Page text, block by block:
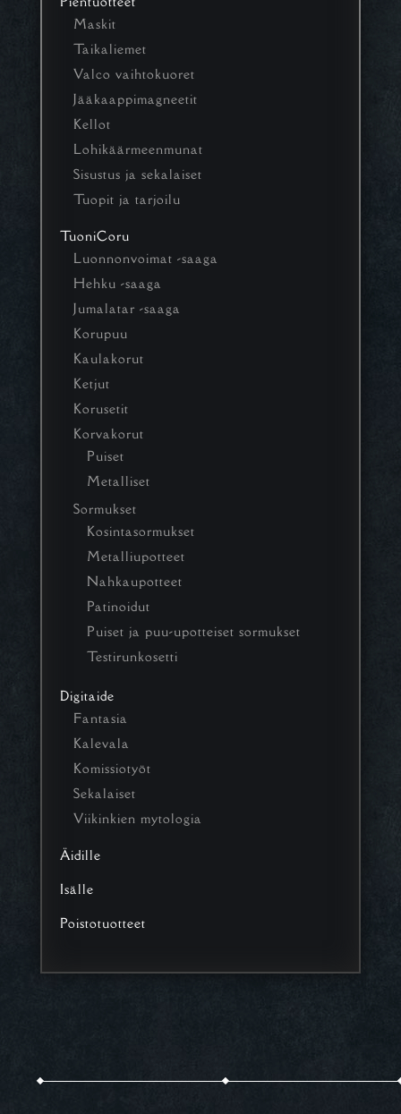
Maskit
Taikaliemet
Valco vaihtokuoret
Jääkaappimagneetit
Kellot
Lohikäärmeenmunat
Sisustus ja sekalaiset
Tuopit ja tarjoilu
TuoniCoru
Luonnonvoimat -saaga
Hehku -saaga
Jumalatar -saaga
Korupuu
Kaulakorut
Ketjut
Korusetit
Korvakorut
Puiset
Metalliset
Sormukset
Kosintasormukset
Metalliupotteet
Nahkaupotteet
Patinoidut
Puiset ja puu-upotteiset sormukset
Testirunkosetti
Digitaide
Fantasia
Kalevala
Komissiotyöt
Sekalaiset
Viikinkien mytologia
Äidille
Isälle
Poistotuotteet